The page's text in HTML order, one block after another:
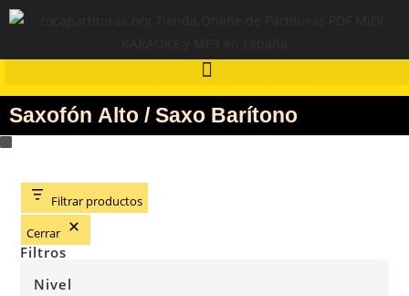
Saxofón Alto / Saxo Barítono
Filtrar productos
Cerrar
Filtros
Nivel